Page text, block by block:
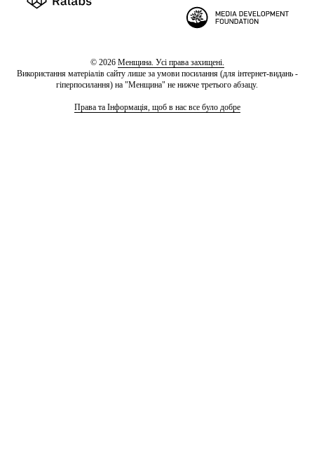
© 2026 Менщина. Усі права захищені.
Використання матеріалів сайту лише за умови посилання (для інтернет-видань -
гіперпосилання) на "Менщина" не нижче третього абзацу.
Права та Інформація, щоб в нас все було добре